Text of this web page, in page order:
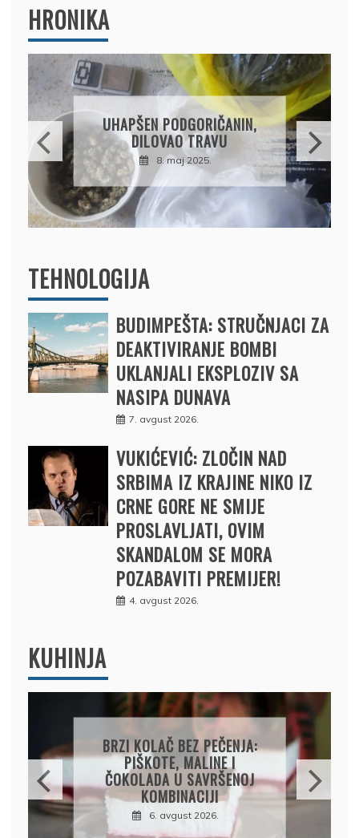
HRONIKA
DRŽAVLJANIN RUSIJE
OSUMNJIČEN DA JE
PRODAO TUĐI BMW,
DRŽAVU NAPUSTIO
BRODOM
12. februar 2025.
TEHNOLOGIJA
BUDIMPEŠTA: STRUČNJACI ZA
DEAKTIVIRANJE BOMBI
UKLANJALI EKSPLOZIV SA
NASIPA DUNAVA
7. avgust 2026.
VUKIĆEVIĆ: ZLOČIN NAD
SRBIMA IZ KRAJINE NIKO IZ
CRNE GORE NE SMIJE
PROSLAVLJATI, OVIM
SKANDALOM SE MORA
POZABAVITI PREMIJER!
4. avgust 2026.
KUHINJA
PAPRIKE SA MESOM I
PIRINČEM NA KAŠIKU:
SOČAN I JEDNOSTAVAN
RUČAK IZ JEDNE ŠERPE
7. avgust 2026.